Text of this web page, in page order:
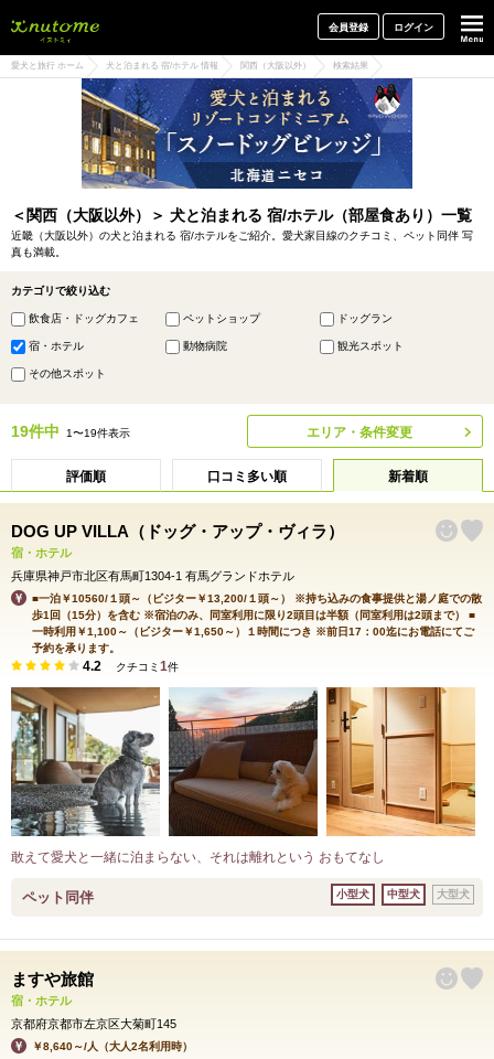
会員登録 ログイン
愛犬と旅行 ホーム 犬と泊まれる 宿/ホテル 情報 関西（大阪以外） 検索結果
＜関西（大阪以外）＞ 犬と泊まれる 宿/ホテル（部屋食あり）一覧
近畿（大阪以外）の犬と泊まれる 宿/ホテルをご紹介。愛犬家目線のクチコミ、ペット同伴 写
真も満載。
カテゴリで絞り込む
飲食店・ドッグカフェ ペットショップ ドッグラン
宿・ホテル 動物病院 観光スポット
その他スポット
19件中 1〜19件表示 エリア・条件変更
評価順 口コミ多い順 新着順
DOG UP VILLA（ドッグ・アップ・ヴィラ）
宿・ホテル
兵庫県神戸市北区有馬町1304-1 有馬グランドホテル
■一泊￥10560/１頭～（ビジター￥13,200/１頭～） ※持ち込みの食事提供と湯ノ庭での散
歩1回（15分）を含む ※宿泊のみ、同室利用に限り2頭目は半額（同室利用は2頭まで） ■
一時利用￥1,100～（ビジター￥1,650～）１時間につき ※前日17：00迄にお電話にてご
予約を承ります。
4.2 クチコミ 1件
敢えて愛犬と一緒に泊まらない、それは離れという おもてなし
ペット同伴 小型犬 中型犬 大型犬
ますや旅館
宿・ホテル
京都府京都市左京区大菊町145
￥8,640～/人（大人2名利用時）